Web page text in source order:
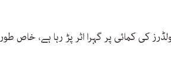
کی کمائی پر گہرا اثر پڑ رہا ہے، خاص طور